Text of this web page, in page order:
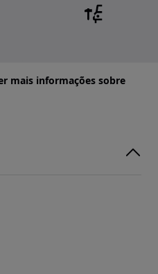
mais informações sobre